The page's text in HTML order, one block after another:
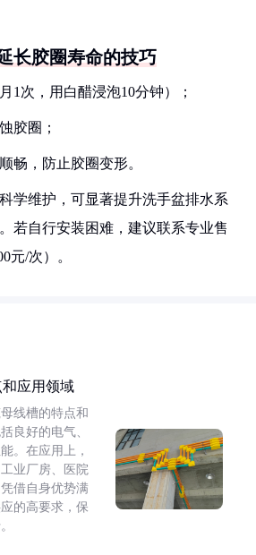
长胶圈寿命的技巧
1次，用白醋浸泡10分钟）；
胶圈；
畅，防止胶圈变形。
学维护，可显著提升洗手盆排水系
若自行安装困难，建议联系专业售
元/次）。
应用领域
线槽的特点和
良好的电气、
。在应用上，
业厂房、医院
借自身优势满
的高要求，保